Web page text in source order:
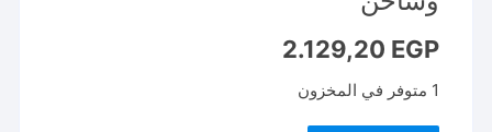
2.129,20 EGP
1 متوفر في المخزون